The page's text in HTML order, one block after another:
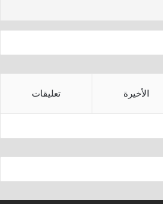
p
الأخيرة تعليقات